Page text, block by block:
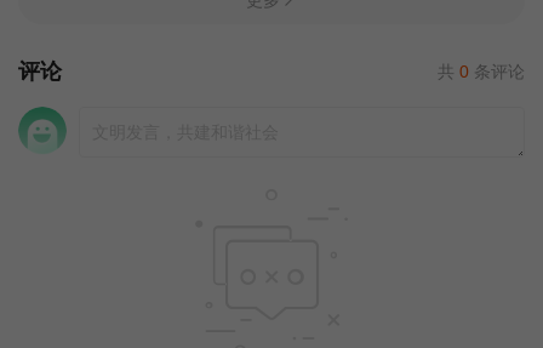
评论 共 0 条评论